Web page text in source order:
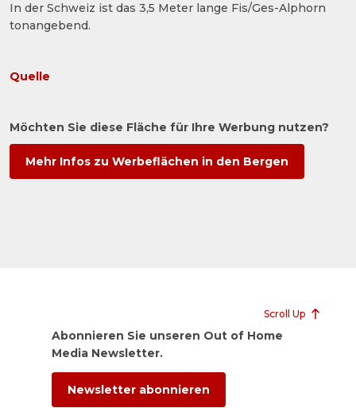
In der Schweiz ist das 3,5 Meter lange Fis/Ges-Alphorn
tonangebend.
Quelle
Möchten Sie diese Fläche für Ihre Werbung nutzen?
Mehr Infos zu Werbeflächen in den Bergen
Scroll Up
Abonnieren Sie unseren Out of Home
Media Newsletter.
Newsletter abonnieren